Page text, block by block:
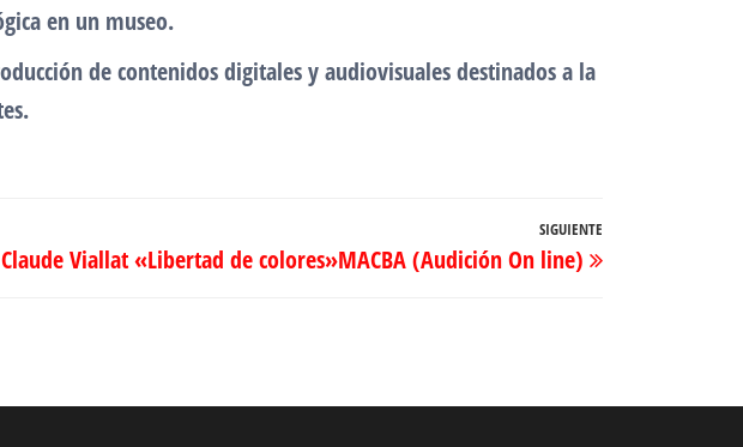
en un museo.
de contenidos digitales y audiovisuales destinados a la
siguiente
SIGUIENTE
Claude Viallat «Libertad de colores»MACBA (Audición On line)